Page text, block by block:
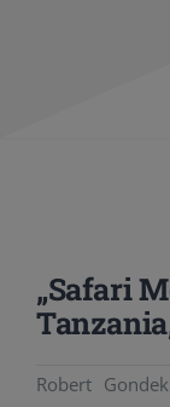
„Safari
Robert